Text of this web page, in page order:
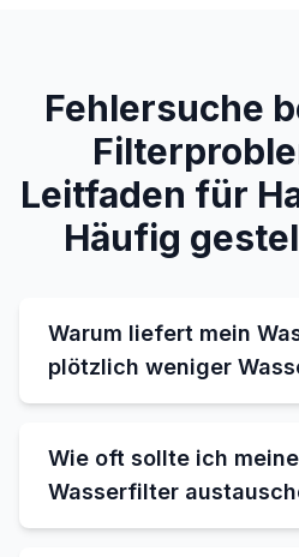
Fehlersuche
Leitfaden für
Häufig
Warum liefert mein
plötzlich weniger
Wie oft sollte ich
Wasserfilter